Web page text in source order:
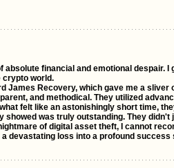
financial and emotional despair. I
crypto world.
Recovery, which gave me a sliver
and methodical. They utilized
felt like an astonishingly short time,
was truly outstanding. They
of digital asset theft, I cannot
devastating loss into a profound success